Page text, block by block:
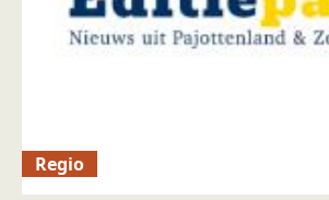
Regio